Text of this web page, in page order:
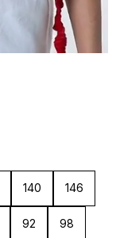
140 146
92 98